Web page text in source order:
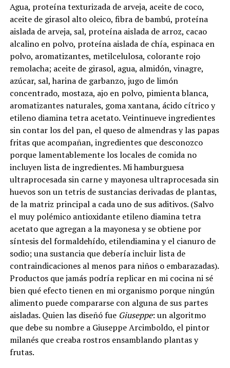
Agua, proteína texturizada de arveja, aceite de coco,
aceite de girasol alto oleico, fibra de bambú, proteína
aislada de arveja, sal, proteína aislada de arroz, cacao
alcalino en polvo, proteína aislada de chía, espinaca en
polvo, aromatizantes, metilcelulosa, colorante rojo
remolacha; aceite de girasol, agua, almidón, vinagre,
azúcar, sal, harina de garbanzo, jugo de limón
concentrado, mostaza, ajo en polvo, pimienta blanca,
aromatizantes naturales, goma xantana, ácido cítrico y
etileno diamina tetra acetato. Veintinueve ingredientes
sin contar los del pan, el queso de almendras y las papas
fritas que acompañan, ingredientes que desconozco
porque lamentablemente los locales de comida no
incluyen lista de ingredientes. Mi hamburguesa
ultraprocesada sin carne y mayonesa ultraprocesada sin
huevos son un tetris de sustancias derivadas de plantas,
de la matriz principal a cada uno de sus aditivos. (Salvo
el muy polémico antioxidante etileno diamina tetra
acetato que agregan a la mayonesa y se obtiene por
síntesis del formaldehído, etilendiamina y el cianuro de
sodio; una sustancia que debería incluir lista de
contraindicaciones al menos para niños o embarazadas).
Productos que jamás podría replicar en mi cocina ni sé
bien qué efecto tienen en mi organismo porque ningún
alimento puede compararse con alguna de sus partes
aisladas. Quien las diseñó fue Giuseppe: un algoritmo
que debe su nombre a Giuseppe Arcimboldo, el pintor
milanés que creaba rostros ensamblando plantas y
frutas.